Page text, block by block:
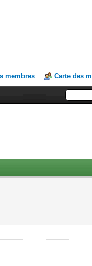
membres Carte des